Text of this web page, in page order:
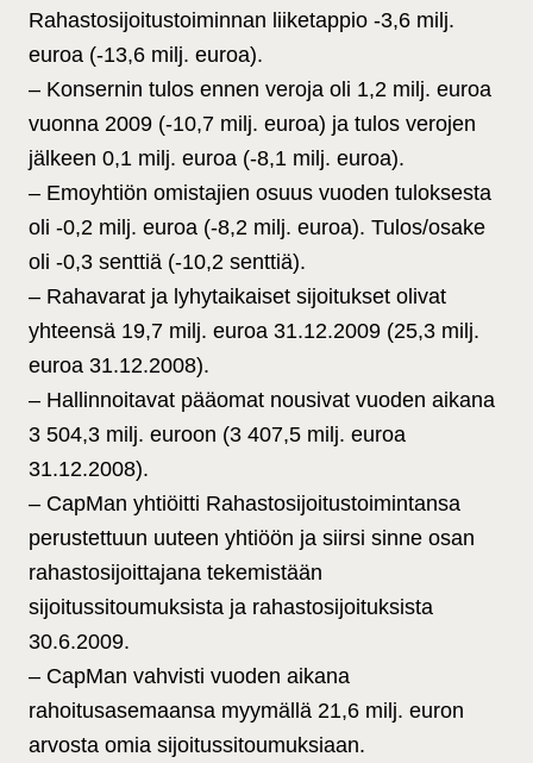
Rahastosijoitustoiminnan liiketappio -3,6 milj.
euroa (-13,6 milj. euroa).
– Konsernin tulos ennen veroja oli 1,2 milj. euroa
vuonna 2009 (-10,7 milj. euroa) ja tulos verojen
jälkeen 0,1 milj. euroa (-8,1 milj. euroa).
– Emoyhtiön omistajien osuus vuoden tuloksesta
oli -0,2 milj. euroa (-8,2 milj. euroa). Tulos/osake
oli -0,3 senttiä (-10,2 senttiä).
– Rahavarat ja lyhytaikaiset sijoitukset olivat
yhteensä 19,7 milj. euroa 31.12.2009 (25,3 milj.
euroa 31.12.2008).
– Hallinnoitavat pääomat nousivat vuoden aikana
3 504,3 milj. euroon (3 407,5 milj. euroa
31.12.2008).
– CapMan yhtiöitti Rahastosijoitustoimintansa
perustettuun uuteen yhtiöön ja siirsi sinne osan
rahastosijoittajana tekemistään
sijoitussitoumuksista ja rahastosijoituksista
30.6.2009.
– CapMan vahvisti vuoden aikana
rahoitusasemaansa myymällä 21,6 milj. euron
arvosta omia sijoitussitoumuksiaan.